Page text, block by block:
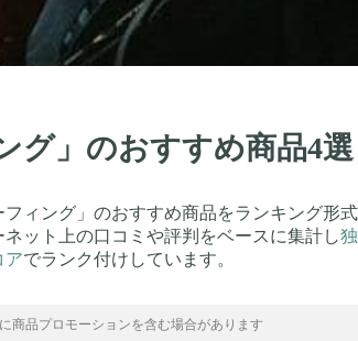
グ」のおすすめ商品4
ィング」のおすすめ商品をランキング形
ット上の口コミや評判をベースに集計し
アでランク付けしています。
商品プロモーションを含む場合があります